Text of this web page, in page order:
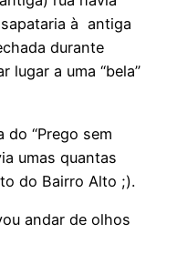
à antiga
durante
lugar a uma “bela”
do “Prego sem
umas quantas
do Bairro Alto ;).
andar de olhos